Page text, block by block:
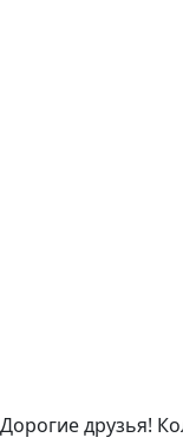
Дорогие друзья!